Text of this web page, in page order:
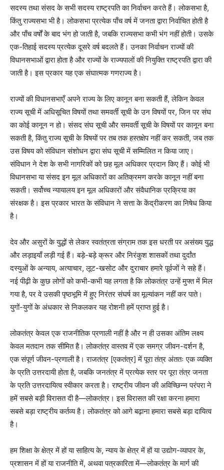
सदस्य तथा संसद के सभी सदस्य राष्ट्रपति का निर्वाचन करते हैं। लोकसभा है,
किंतु राज्यसभा भी है। लोकसभा प्रत्येक पाँच वर्ष में जनता द्वारा निर्वाचित होती है
और पाँच वर्षों के बाद भंग हो जाती है, जबकि राज्यसभा कभी भंग नहीं होती। उसके
एक-तिहाई सदस्य प्रत्येक दूसरे वर्ष बदलते हैं। उनका निर्वाचन राज्यों की
विधानसभाओं द्वारा होता है और राज्यों के राज्यपालों की नियुक्ति राष्ट्रपति द्वारा की
जाती है। इस प्रकार यह एक संघात्मक गणराज्य है।
राज्यों की विधानसभाएँ अपने राज्य के लिए कानून बना सकती हैं, लेकिन केवल
राज्य सूची में अधिसूचित विषयों तथा समवर्ती सूची के उन विषयों पर, जिन पर संघ
का कोई कानून न हो। संसद संघ सूची और समवर्ती सूची के विषयों पर कानून बना
सकती है, किंतु राज्य सूची के विषयों पर तब तक हस्तक्षेप नहीं कर सकती, जब तक
उस विषय को संविधान संशोधन द्वारा संघ सूची में सम्मिलित न किया जाए।
संविधान ने देश के सभी नागरिकों को छह मूल अधिकार प्रदान किए हैं। कोई भी
विधानसभा या संसद इन मूल अधिकारों का अतिक्रमण करके कानून नहीं बना
सकती। सर्वोच्च न्यायालय इन मूल अधिकारों और संवैधानिक प्रक्रिया का
संरक्षक है। इस प्रकार भारत के संविधान ने सत्ता के केंद्रीकरण का निषेध किया
है।
देव और असुरों के युद्धों से लेकर स्वतंत्रता संग्राम तक इस धरती पर असंख्य युद्ध
और लड़ाइयाँ लड़ी गई हैं। बड़े-बड़े क्रूर और निरंकुश शासकों तथा दुर्दांत
दस्युओं के अन्याय, अत्याचार, लूट-खसोट और दुराचार हमारे पूर्वजों ने सहे हैं।
नई पीढ़ी के कुछ लोगों को कभी-कभी यह लगता है कि लोकतंत्र उन्हें मुफ्त में मिल
गया है, पर वे उसकी पृष्ठभूमि में हुए निरंतर संघर्ष का मूल्यांकन नहीं कर पाते।
युगों-युगों के अंधकार से निकलकर यह रोशनी हमें प्राप्त हुई है।
लोकतंत्र केवल एक राजनीतिक प्रणाली नहीं है और न ही उसका अंतिम लक्ष्य
केवल मतदान तक सीमित है। लोकतंत्र वास्तव में एक समग्र जीवन-दर्शन है,
एक संपूर्ण जीवन-प्रणाली है। राजतंत्र [एकतंत्र] में पूरा तंत्र अंततः एक व्यक्ति
के प्रति उत्तरदायी होता है, जबकि जनतंत्र में प्रत्येक स्तर पर पूरा तंत्र जनता
के प्रति उत्तरदायित्व स्वीकार करता है। राष्ट्रीय जीवन की अविच्छिन्न परंपरा ने
हमें सबसे बड़ी विरासत दी है—लोकतंत्र। इस विरासत की रक्षा करना हमारा
सबसे बड़ा राष्ट्रीय कर्तव्य है। लोकतंत्र को आगे बढ़ाना हमारा सबसे बड़ा दायित्व
है।
हम शिक्षा के क्षेत्र में हों या साहित्य के, न्याय के क्षेत्र में हों या उद्योग-व्यापार के,
प्रशासन में हों या राजनीति में, अथवा पत्रकारिता में—लोकतंत्र के मार्ग की